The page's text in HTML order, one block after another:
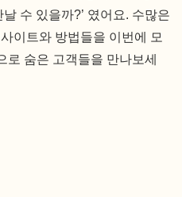
수 있을까?’ 였어요. 수많은
이트와 방법들을 이번에 모
로 숨은 고객들을 만나보세